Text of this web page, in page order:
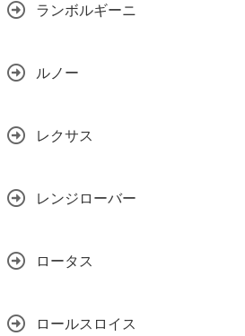
ランボルギーニ
ルノー
レクサス
レンジローバー
ロータス
ロールスロイス